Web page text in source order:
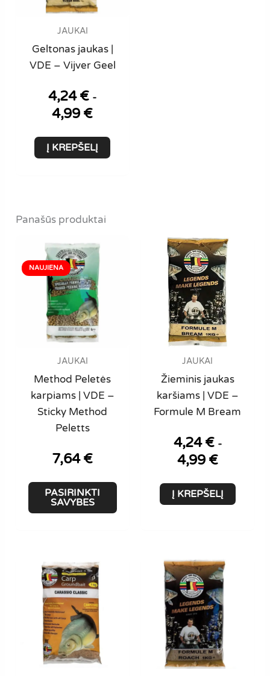
JAUKAI
Geltonas jaukas |
VDE – Vijver Geel
4,24€ -
4,99 €
Į KREPŠELĮ
Panašūs produktai
JAUKAI
Method Peletės
karpiams | VDE –
Sticky Method
Peletts
7,64€
PASIRINKTI
SAVYBES
This
JAUKAI
Žieminis jaukas
karšiams | VDE –
Formule M Bream
4,24€ -
4,99 €
Į KREPŠELĮ